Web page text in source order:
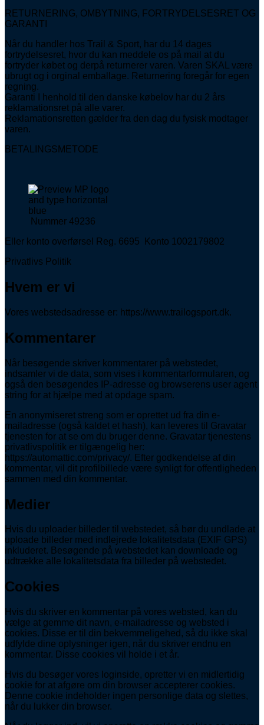
RETURNERING, OMBYTNING, FORTRYDELSESRET OG
GARANTI
Når du handler hos Trail & Sport, har du 14 dages
fortrydelsesret, hvor du kan meddele os på mail at du
fortryder købet og derpå returnerer varen. Varen SKAL være
ubrugt og i orginal emballage. Returnering foregår for egen
regning.
Garanti I henhold til den danske købelov har du 2 års
reklamationsret på alle varer.
Reklamationsretten gælder fra den dag du fysisk modtager
varen.
BETALINGSMETODE
Nummer 49236
Eller konto overførsel Reg. 6695 Konto 1002179802
Privatlivs Politik
Hvem er vi
Vores webstedsadresse er: https://www.trailogsport.dk.
Kommentarer
Når besøgende skriver kommentarer på webstedet,
indsamler vi de data, som vises i kommentarformularen, og
også den besøgendes IP-adresse og browserens user agent
string for at hjælpe med at opdage spam.
En anonymiseret streng som er oprettet ud fra din e-
mailadresse (også kaldet et hash), kan leveres til Gravatar
tjenesten for at se om du bruger denne. Gravatar tjenestens
privatlivspolitik er tilgængelig her:
https://automattic.com/privacy/. Efter godkendelse af din
kommentar, vil dit profilbillede være synligt for offentligheden
sammen med din kommentar.
Medier
Hvis du uploader billeder til webstedet, så bør du undlade at
uploade billeder med indlejrede lokalitetsdata (EXIF GPS)
inkluderet. Besøgende på webstedet kan downloade og
udtrække alle lokalitetsdata fra billeder på webstedet.
Cookies
Hvis du skriver en kommentar på vores websted, kan du
vælge at gemme dit navn, e-mailadresse og websted i
cookies. Disse er til din bekvemmeligehed, så du ikke skal
udfylde dine oplysninger igen, når du skriver endnu en
kommentar. Disse cookies vil holde i et år.
Hvis du besøger vores loginside, opretter vi en midlertidig
cookie for at afgøre om din browser accepterer cookies.
Denne cookie indeholder ingen personlige data og slettes,
når du lukker din browser.